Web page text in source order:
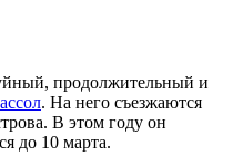
продолжительный и
. На него съезжаются
В этом году он
до 10 марта.